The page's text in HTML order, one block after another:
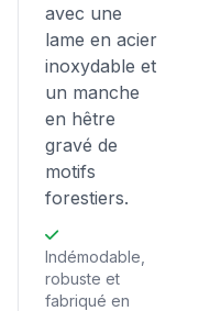
avec une
lame en acier
inoxydable et
un manche
en hêtre
gravé de
motifs
forestiers.
Indémodable,
robuste et
fabriqué en